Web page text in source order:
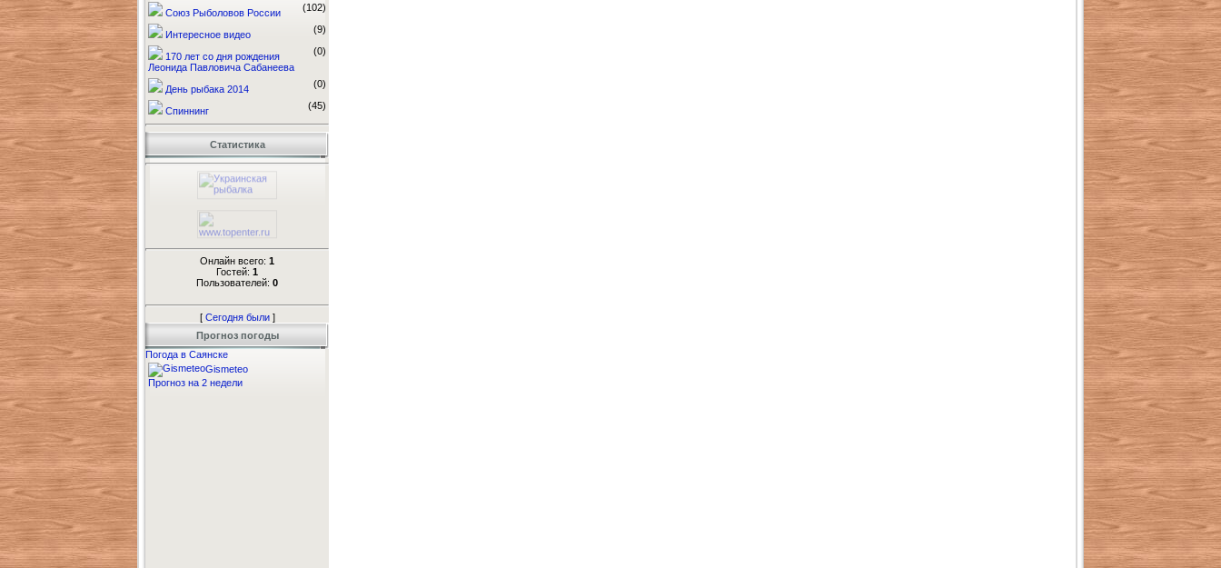
Союз Рыболовов России (102)
Интересное видео (9)
170 лет со дня рождения
Леонида Павловича Сабанеева
(0)
День рыбака 2014 (0)
Спиннинг (45)
Статистика
Онлайн всего: 1
Гостей: 1
Пользователей: 0
[ Сегодня были]
Прогноз погоды
Погода в Саянске
Gismeteo
Прогноз на 2 недели